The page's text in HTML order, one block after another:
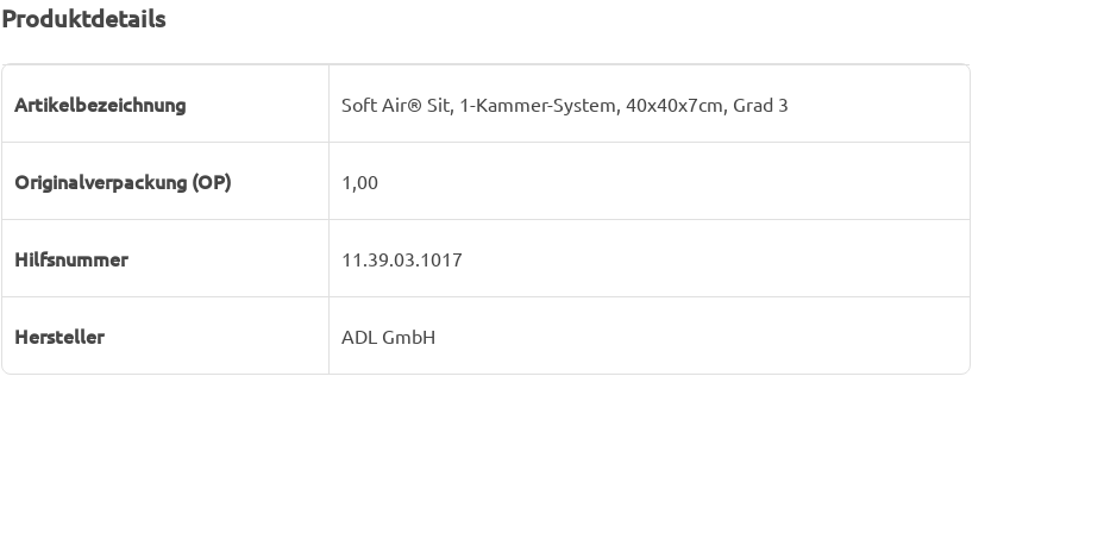
Produktdetails
Artikelbezeichnung Soft Air® Sit, 1-Kammer-System, 40x40x7cm, Grad 3
Originalverpackung (OP) 1,00
Hilfsnummer 11.39.03.1017
Hersteller ADL GmbH